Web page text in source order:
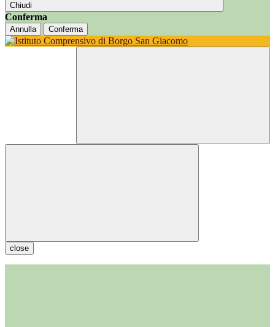
Chiudi
Conferma
Annulla Conferma
close